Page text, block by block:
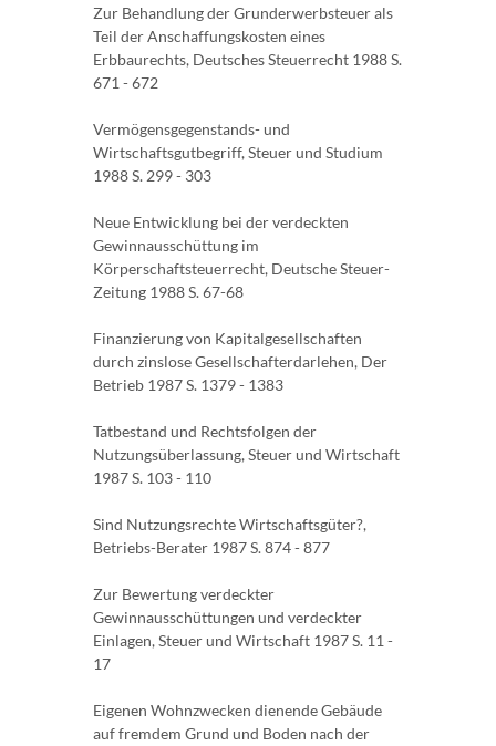
Zur Behandlung der Grunderwerbsteuer als
Teil der Anschaffungskosten eines
Erbbaurechts, Deutsches Steuerrecht 1988 S.
671 - 672
Vermögensgegenstands- und
Wirtschaftsgutbegriff, Steuer und Studium
1988 S. 299 - 303
Neue Entwicklung bei der verdeckten
Gewinnausschüttung im
Körperschaftsteuerrecht, Deutsche Steuer-
Zeitung 1988 S. 67-68
Finanzierung von Kapitalgesellschaften
durch zinslose Gesellschafterdarlehen, Der
Betrieb 1987 S. 1379 - 1383
Tatbestand und Rechtsfolgen der
Nutzungsüberlassung, Steuer und Wirtschaft
1987 S. 103 - 110
Sind Nutzungsrechte Wirtschaftsgüter?,
Betriebs-Berater 1987 S. 874 - 877
Zur Bewertung verdeckter
Gewinnausschüttungen und verdeckter
Einlagen, Steuer und Wirtschaft 1987 S. 11 -
17
Eigenen Wohnzwecken dienende Gebäude
auf fremdem Grund und Boden nach der